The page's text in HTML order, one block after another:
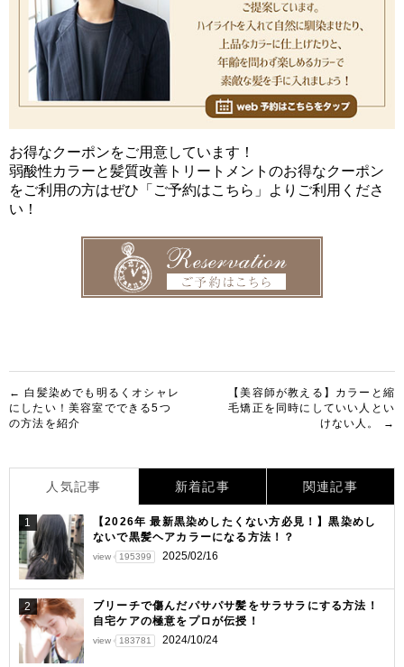
お得なクーポンをご用意しています！
弱酸性カラーと髪質改善トリートメントのお得なクーポン
をご利用の方はぜひ「ご予約はこちら」よりご利用くださ
い！
投
稿
ー
シ
ョ
ン
← 白髪染めでも明るくオシャレ
にしたい！美容室でできる5つ
の方法を紹介
【美容師が教える】カラーと縮
毛矯正を同時にしていい人とい
けない人。 →
人気記事 新着記事 関連記事
1
【2026年 最新黒染めしたくない方必見！】黒染めし
ないで黒髪ヘアカラーになる方法！？
view 195399 2025/02/16
2
ブリーチで傷んだパサパサ髪をサラサラにする方法！
自宅ケアの極意をプロが伝授！
view 183781 2024/10/24